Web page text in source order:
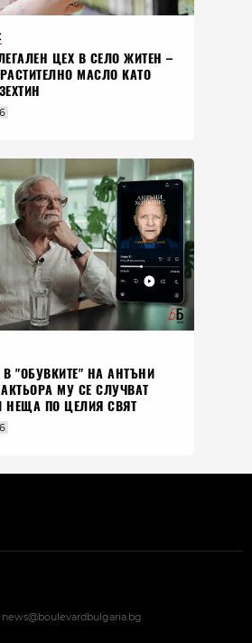
ЦЕХ В СЕЛО ЖИТЕН –
МАСЛО КАТО
В "ОБУВКИТЕ" НА АНТЪНИ
МУ СЕ СЛУЧВАТ
ПО ЦЕЛИЯ СВЯТ
news@boulevardbulgaria.bg